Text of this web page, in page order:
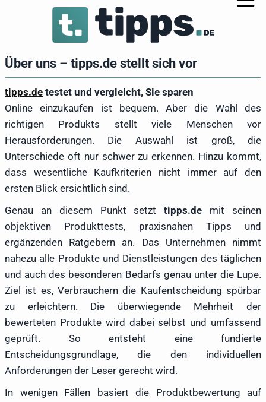
Über uns – tipps.de stellt sich vor
tipps.de testet und vergleicht, Sie sparen
Online einzukaufen ist bequem. Aber die Wahl des
richtigen Produkts stellt viele Menschen vor
Herausforderungen. Die Auswahl ist groß, die
Unterschiede oft nur schwer zu erkennen. Hinzu kommt,
dass wesentliche Kaufkriterien nicht immer auf den
ersten Blick ersichtlich sind.
Genau an diesem Punkt setzttipps.de mit seinen
objektiven Produkttests, praxisnahen Tipps und
ergänzenden Ratgebern an. Das Unternehmen nimmt
nahezu alle Produkte und Dienstleistungen des täglichen
und auch des besonderen Bedarfs genau unter die Lupe.
Ziel ist es, Verbrauchern die Kaufentscheidung spürbar
zu erleichtern. Die überwiegende Mehrheit der
bewerteten Produkte wird dabei selbst und umfassend
geprüft. So entsteht eine fundierte
Entscheidungsgrundlage, die den individuellen
Anforderungen der Leser gerecht wird.
In wenigen Fällen basiert die Produktbewertung auf